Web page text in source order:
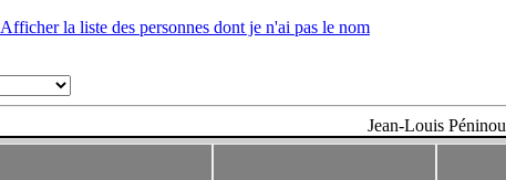
Afficher la liste des personnes dont je n'ai pas le nom
Jean-Louis Péninou